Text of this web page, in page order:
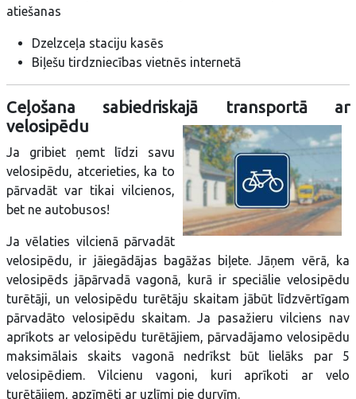
atiešanas
Dzelzceļa staciju kasēs
Biļešu tirdzniecības vietnēs internetā
Ceļošana sabiedriskajā transportā ar
velosipēdu
Ja gribiet ņemt līdzi savu
velosipēdu, atcerieties, ka to
pārvadāt var tikai vilcienos,
bet ne autobusos!
Ja vēlaties vilcienā pārvadāt
velosipēdu, ir jāiegādājas bagāžas biļete. Jāņem vērā, ka
velosipēds jāpārvadā vagonā, kurā ir speciālie velosipēdu
turētāji, un velosipēdu turētāju skaitam jābūt līdzvērtīgam
pārvadāto velosipēdu skaitam. Ja pasažieru vilciens nav
aprīkots ar velosipēdu turētājiem, pārvadājamo velosipēdu
maksimālais skaits vagonā nedrīkst būt lielāks par 5
velosipēdiem. Vilcienu vagoni, kuri aprīkoti ar velo
turētājiem, apzīmēti ar uzlīmi pie durvīm.